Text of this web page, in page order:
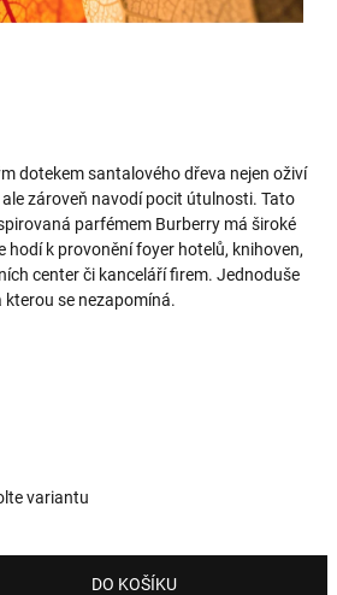
dotekem santalového dřeva nejen oživí
zároveň navodí pocit útulnosti. Tato
parfémem Burberry má široké
hodí k provonění foyer hotelů, knihoven,
center či kanceláří firem. Jednoduše
kterou se nezapomíná.
variantu
DO KOŠÍKU